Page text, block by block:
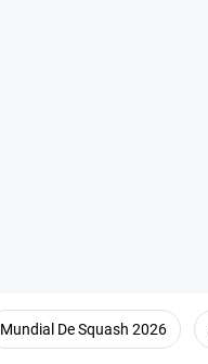
Mundial De Squash 2026